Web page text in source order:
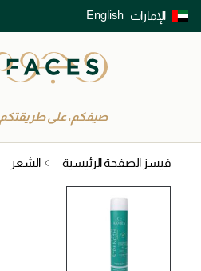
الإمارات English
توصيل سريع على جميع الطلبات ما فوق 299 درهم
صيفكم، على طريقتكم
فيسز الصفحة الرئيسية الشعر